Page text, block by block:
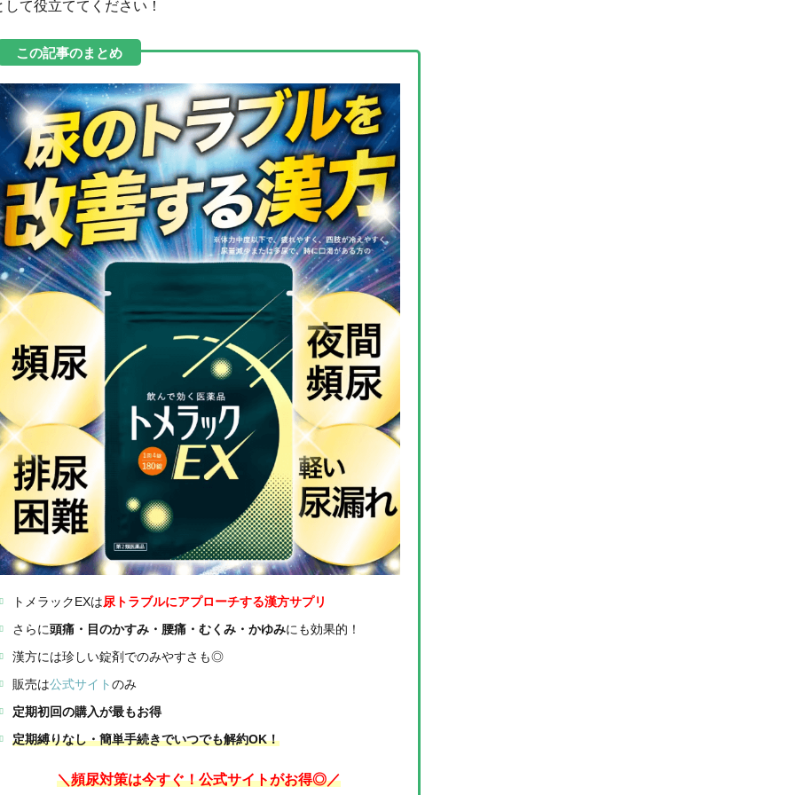
して役立ててください！
トメラックEXは尿トラブルにアプローチする漢方サプリ
さらに頭痛・目のかすみ・腰痛・むくみ・かゆみにも効果的！
漢方には珍しい錠剤でのみやすさも◎
販売は公式サイトのみ
定期初回の購入が最もお得
定期縛りなし・簡単手続きでいつでも解約OK！
＼頻尿対策は今すぐ！公式サイトがお得◎／